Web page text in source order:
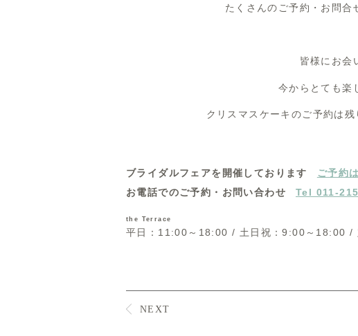
たくさんのご予約・お問合
皆様にお会
今からとても楽
クリスマスケーキのご予約は
ブライダルフェアを開催しております
ご予約
お電話でのご予約・お問い合わせ
Tel 011-
the Terrace
平日：11:00～18:00 / 土日祝：9:00～18:00 /
NEXT